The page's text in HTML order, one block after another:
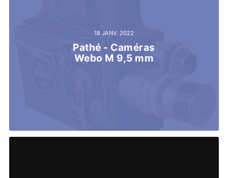
18 JANV. 2022
Pathé - Caméras
Webo M 9,5 mm